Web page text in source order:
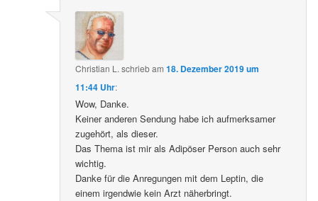
Christian L.schriebam18. Dezember 2019 um
11:44 Uhr:
Wow, Danke.
Keiner anderen Sendung habe ich aufmerksamer
zugehört, als dieser.
Das Thema ist mir als Adipöser Person auch sehr
wichtig.
Danke für die Anregungen mit dem Leptin, die
einem irgendwie kein Arzt näherbringt.